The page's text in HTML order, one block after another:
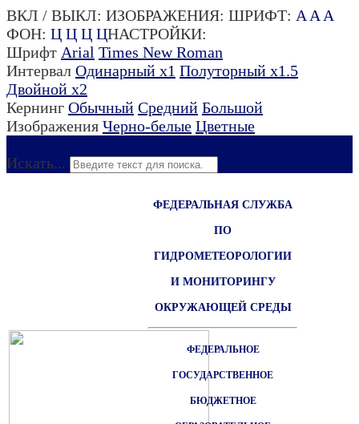
ВКЛ / ВЫКЛ: ИЗОБРАЖЕНИЯ: ШРИФТ: A A A
ФОН: Ц Ц Ц ЦНАСТРОЙКИ:
Шрифт Arial Times New Roman
Интервал Одинарный х1 Полуторный х1.5
Двойной х2
Кернинг Обычный Средний Большой
Изображения Черно-белые Цветные
Искать...
ФЕДЕРАЛЬНАЯ СЛУЖБА
ПО
ГИДРОМЕТЕОРОЛОГИИ
И МОНИТОРИНГУ
ОКРУЖАЮЩЕЙ СРЕДЫ
ФЕДЕРАЛЬНОЕ
ГОСУДАРСТВЕННОЕ
БЮДЖЕТНОЕ